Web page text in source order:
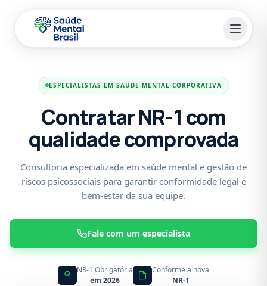
ESPECIALISTAS EM SAÚDE MENTAL CORPORATIVA
Contratar NR-1 com
qualidade comprovada
Consultoria especializada em saúde mental e gestão de
riscos psicossociais para garantir conformidade legal e
bem-estar da sua equipe.
Fale com um especialista
NR-1 Obrigatória
em 2026
Conforme a nova
NR-1